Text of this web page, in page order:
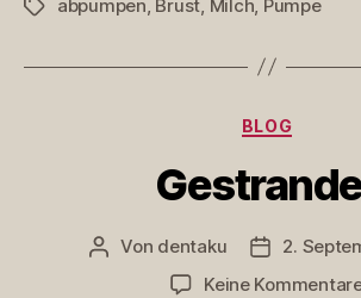
Schlagwörter
abpumpen Brust Milch Pumpe
Kategorien
BLOG
Beitragsautor
Von dentaku
2.
Keine